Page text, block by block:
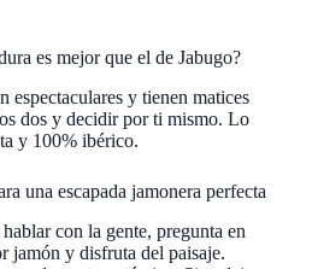
es mejor que el de Jabugo?
espectaculares y tienen matices
dos y decidir por ti mismo. Lo
y 100% ibérico.
una escapada jamonera perfecta
con la gente, pregunta en
jamón y disfruta del paisaje.